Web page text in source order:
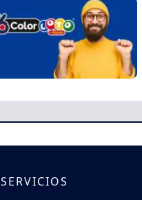
SERVICIOS